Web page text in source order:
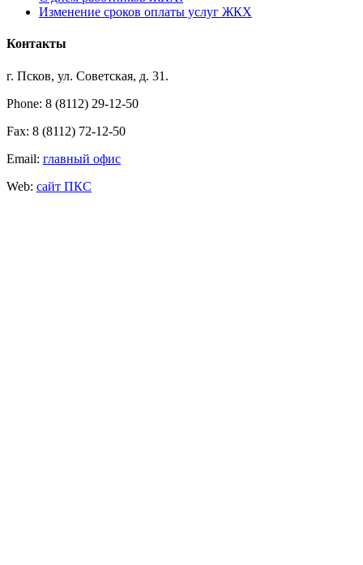
Изменение сроков оплаты услуг ЖКХ
Контакты
г. Псков, ул. Советская, д. 31.
Phone: 8 (8112) 29-12-50
Fax: 8 (8112) 72-12-50
Email: главный офис
Web: сайт ПКС